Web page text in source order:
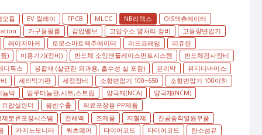
모듈 EV 릴레이 FPCB MLCC NB라텍스
OIS액츄에이터
가구용필름 감압밸브 고압수소 열처리 장비
고용량변압기
레이저마커 로봇스마트액추에이터 리드프레임
리쥬란
) 미용기기(장비) 반도체 소잉앤플레이스먼트시스템
반도체검사장비
디톡스 봉합재 (살균한 외과용, 흡수성 실 포함) 분리막
뷰티디바이스
세라믹기판 세정장비 소형변압기 100~650
소형변압기 100이하
늄박 알루미늄판,시트,스트립 양극재(NCA)
양극재(NCM)
유압실린더 음반수출
의료포장용 PP제품
제분류포장시스템 전해액 조제품 지혈제
진공증착열원부품
카지노모니터 쿼츠웨어 타이어코드 타이어코드
탄소섬유